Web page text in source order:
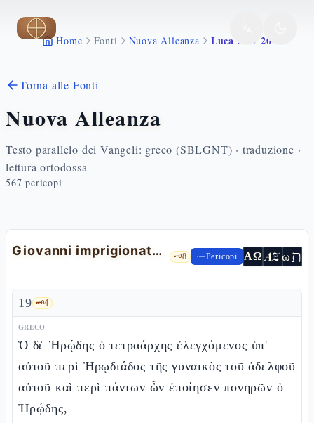
Vai al contenuto principale
Home Fonti Nuova Alleanza Luca 3 19 20
Torna alle Fonti
Nuova Alleanza
Testo parallelo dei Vangeli: greco (SBLGNT) · traduzione ·
lettura ortodossa
567 pericopi
Giovanni imprigionato da Erode 🗝️8 Pericopi ΑΩ AZωת
19 🗝️4
GRECO
Ὁ δὲ Ἡρῴδης ὁ τετραάρχης ἐλεγχόμενος ὑπ'
αὐτοῦ περὶ Ἡρῳδιάδος τῆς γυναικὸς τοῦ ἀδελφοῦ
αὐτοῦ καὶ περὶ πάντων ὧν ἐποίησεν πονηρῶν ὁ
Ἡρῴδης,